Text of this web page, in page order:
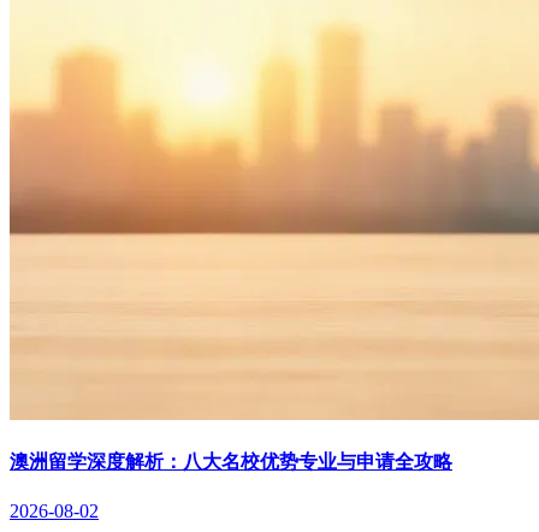
澳洲留学深度解析：八大名校优势专业与申请全攻略
2026-08-02